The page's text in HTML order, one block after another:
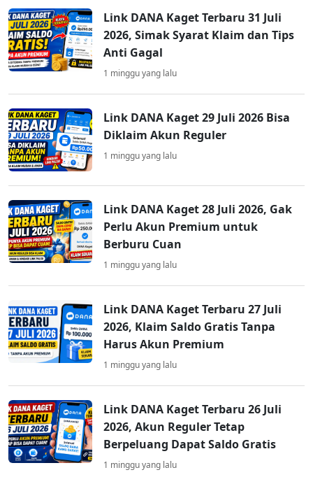
Link DANA Kaget Terbaru 31 Juli
2026, Simak Syarat Klaim dan Tips
Anti Gagal
1 minggu yang lalu
Link DANA Kaget 29 Juli 2026 Bisa
Diklaim Akun Reguler
1 minggu yang lalu
Link DANA Kaget 28 Juli 2026, Gak
Perlu Akun Premium untuk
Berburu Cuan
1 minggu yang lalu
Link DANA Kaget Terbaru 27 Juli
2026, Klaim Saldo Gratis Tanpa
Harus Akun Premium
1 minggu yang lalu
Link DANA Kaget Terbaru 26 Juli
2026, Akun Reguler Tetap
Berpeluang Dapat Saldo Gratis
1 minggu yang lalu